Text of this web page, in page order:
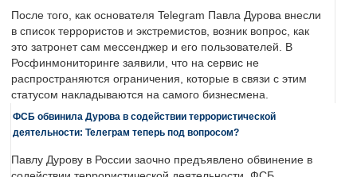
После того, как основателя Telegram Павла Дурова внесли
в список террористов и экстремистов, возник вопрос, как
это затронет сам мессенджер и его пользователей. В
Росфинмониторинге заявили, что на сервис не
распространяются ограничения, которые в связи с этим
статусом накладываются на самого бизнесмена.
ФСБ обвинила Дурова в содействии террористической
деятельности: Телеграм теперь под вопросом?
Павлу Дурову в России заочно предъявлено обвинение в